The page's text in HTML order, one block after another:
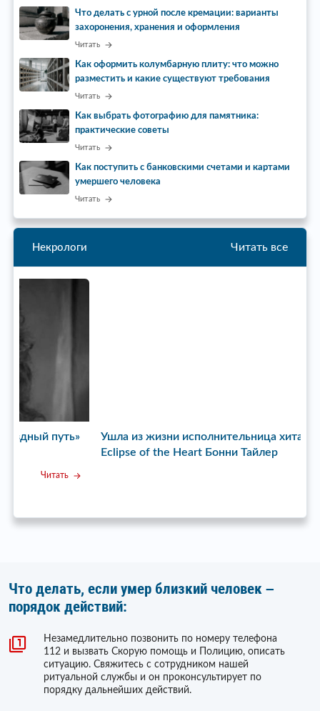
Что делать с урной после кремации: варианты
захоронения, хранения и оформления
Читать
Как оформить колумбарную плиту: что можно
разместить и какие существуют требования
Читать
Как выбрать фотографию для памятника:
практические советы
Читать
Как поступить с банковскими счетами и картами
умершего человека
Читать
Некрологи Читать все
Ушла из жизни исполнительница хита Total
Eclipse of the Heart Бонни Тайлер
Что делать, если умер близкий человек –
порядок действий:
Незамедлительно позвонить по номеру телефона
112 и вызвать Скорую помощь и Полицию, описать
ситуацию. Свяжитесь с сотрудником нашей
ритуальной службы и он проконсультирует по
порядку дальнейших действий.